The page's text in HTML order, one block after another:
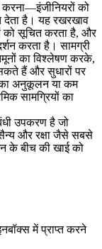
करना—इंजीनियरों को
देता है। यह रखरखाव
को सूचित करता है, और
करता है।सामग्री
का विश्लेषण करके,
हैं और सुधारों पर
का अनुकूलन या कम
सामग्रियों का
उपकरण है जो
और रक्षाजैसे सबसे
के बीच की खाई को
में प्राप्त करने